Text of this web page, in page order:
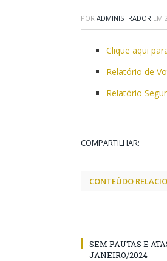
POR ADMINISTRADOR EM
Clique aqui
Relatório de
Relatório
COMPARTILHAR:
CONTEÚDO
SEM PAUTAS E
JANEIRO/2024